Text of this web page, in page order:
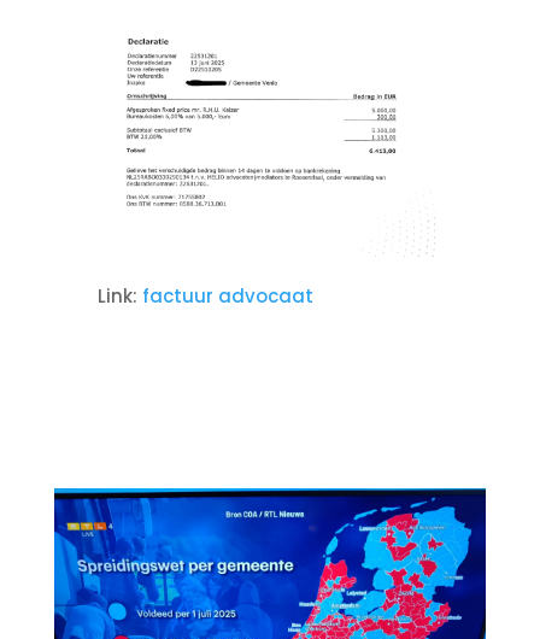
Link: factuur advocaat